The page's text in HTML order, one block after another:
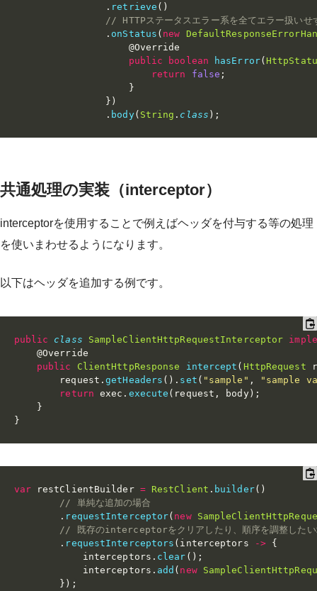
. retrieve ( )
// HTTPステータスエラー系を全てエラー扱いせ
. onStatus ( new
@Override
public
boolean hasError(
return
false ;
}
} )
. body( String . class ) ;
共通処理の実装（interceptor）
interceptorを使用することで例えばヘッダを付与する等の処理
を使いまわせるようになります。
以下はヘッダを追加する例です。
public class SampleClientHttpRequestInterceptor
@Override
public
ClientHttpResponse intercept ( HttpRequest
        request
.getHeaders ( ) . set ( "sample" ,
"sample
return exec . execute ( request , body) ;
}
}
var restClientBuilder = RestClient . builder( )
// 単純な追加の場合
. requestInterceptor( new
// 既存のinterceptorをクリアしたり、順序を調整したい
. requestInterceptors ( interceptors ->
{
            interceptors
. clear ( ) ;
            interceptors
. add ( new
} ) ;